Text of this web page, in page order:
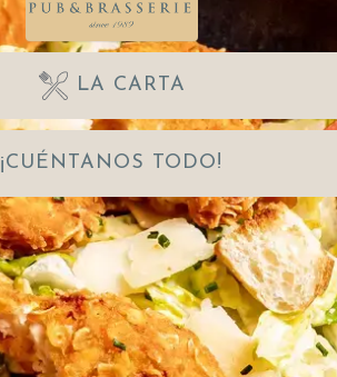
LA CARTA
¡CUÉNTANOS TODO!